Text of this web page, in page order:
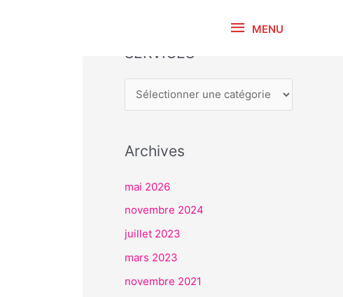
MENU
SERVICES
V
C
Archives
mai 2026
novembre 2024
juillet 2023
mars 2023
novembre 2021